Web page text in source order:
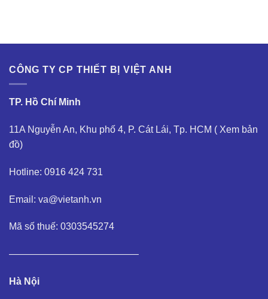
CÔNG TY CP THIẾT BỊ VIỆT ANH
TP. Hồ Chí Minh
11A Nguyễn An, Khu phố 4, P. Cát Lái, Tp. HCM ( Xem bản
đồ)
Hotline: 0916 424 731
Email: va@vietanh.vn
Mã số thuế: 0303545274
—————————————–
Hà Nội